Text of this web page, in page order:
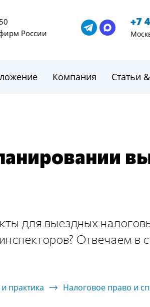
России
+7
Компания Статьи
для выездных
Отвечаем в
практика Налоговое право и